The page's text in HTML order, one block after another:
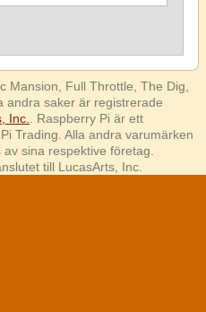
Mansion, Full Throttle, The Dig,
andra saker är registrerade
Inc.
. Raspberry Pi är ett
Trading. Alla andra varumärken
sina respektive företag.
till LucasArts, Inc.